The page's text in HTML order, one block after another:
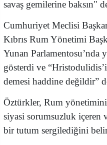
savaş gemilerine baksın"
Cumhuriyet Meclisi
Kıbrıs Rum Yönetimi
Yunan Parlamentosu’nda
gösterdi ve
demesi haddine değildir”
Öztürkler, Rum
siyasi sorumsuzluk içeren
bir tutum sergilediğini